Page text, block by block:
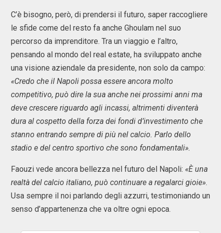
C’è bisogno, però, di prendersi il futuro, saper raccogliere
le sfide come del resto fa anche Ghoulam nel suo
percorso da imprenditore. Tra un viaggio e l’altro,
pensando al mondo del real estate, ha sviluppato anche
una visione aziendale da presidente, non solo da campo:
«Credo che il Napoli possa essere ancora molto
competitivo, può dire la sua anche nei prossimi anni ma
deve crescere riguardo agli incassi, altrimenti diventerà
dura al cospetto della forza dei fondi d’investimento che
stanno entrando sempre di più nel calcio. Parlo dello
stadio e del centro sportivo che sono fondamentali».
Faouzi vede ancora bellezza nel futuro del Napoli: «È una
realtà del calcio italiano, può continuare a regalarci gioie».
Usa sempre il noi parlando degli azzurri, testimoniando un
senso d’appartenenza che va oltre ogni epoca.